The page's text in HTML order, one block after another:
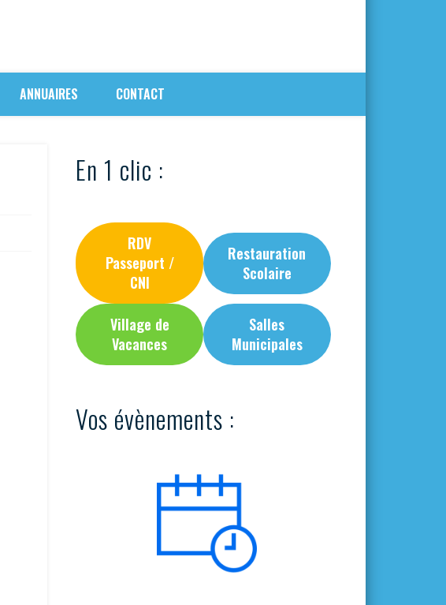
ANNUAIRES CONTACT
En 1 clic :
RDV
Passeport /
CNI
Restauration
Scolaire
Village de
Vacances
Salles
Municipales
Vos évènements :